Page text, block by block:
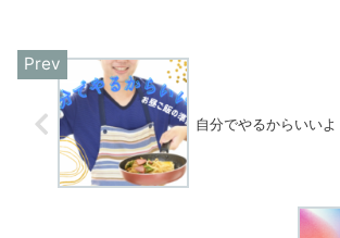
自分でやるからいいよ